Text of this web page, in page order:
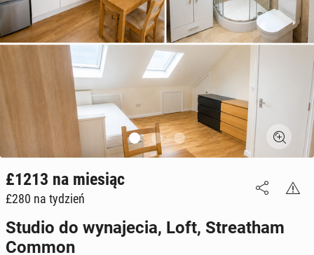
£1213 na miesiąc
£280 na tydzień
Studio do wynajecia, Loft, Streatham
Common